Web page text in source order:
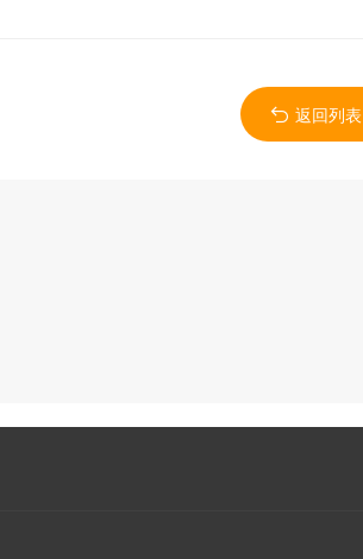
返回列表